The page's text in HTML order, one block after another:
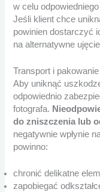
w celu
Jeśli klient chce
powinien dostarczyć
na alternatywne
Transport i
Aby uniknąć
odpowiednio
fotografa.
do zniszczenia lub
negatywnie wpłynie
powinno:
chronić delikatne
zapobiegać